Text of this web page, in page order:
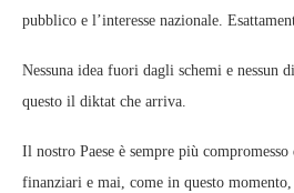
pubblico e l’interesse nazionale.
Nessuna idea fuori dagli schemi e nessun
questo il diktat che arriva.
Il nostro Paese è sempre più
finanziari e mai, come in questo momento,